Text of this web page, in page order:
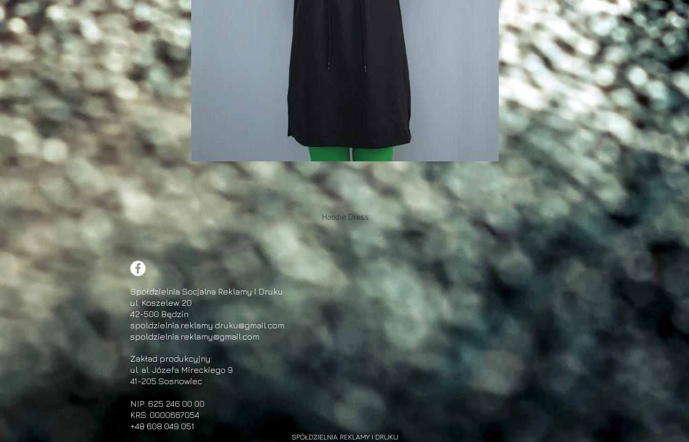
Podgląd
Hoodie Dress
Spółdzielnia Socjalna Reklamy i Druku
ul. Koszelew 20
42-500 Będzin
spoldzielnia.reklamy.druku@gmail.com
spoldzielnia.reklamy@gmail.com
Zakład produkcyjny:
ul. al. Józefa Mireckiego 9
41-205 Sosnowiec
NIP: 625 246 00 00
KRS: 0000667054
+48 608 049 051
SPÓŁDZIELNIA REKLAMY I DRUKU